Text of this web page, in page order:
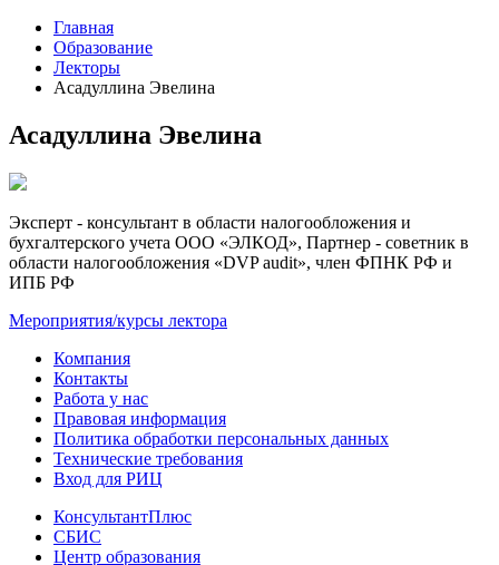
Главная
Образование
Лекторы
Асадуллина Эвелина
Асадуллина Эвелина
Эксперт - консультант в области налогообложения и
бухгалтерского учета ООО «ЭЛКОД», Партнер - советник в
области налогообложения «DVP audit», член ФПНК РФ и
ИПБ РФ
Мероприятия/курсы лектора
Компания
Контакты
Работа у нас
Правовая информация
Политика обработки персональных данных
Технические требования
Вход для РИЦ
КонсультантПлюс
СБИС
Центр образования